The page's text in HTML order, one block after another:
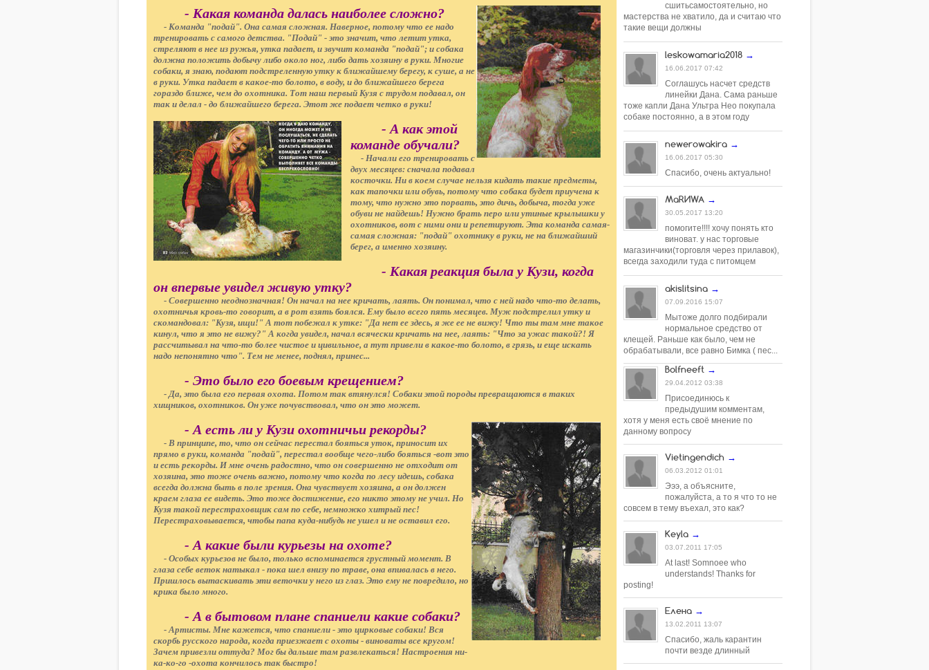
- Какая команда далась наиболее сложно?
- Команда "подай". Она самая сложная. Наверное, потому что ее надо
тренировать с самого детства. "Подай" - это значит, что летит утка,
стреляют в нее из ружья, утка падает, и звучит команда "подай"; и собака
должна положить добычу либо около ног, либо дать хозяину в руки. Многие
собаки, я знаю, подают подстреленную утку к ближайшему берегу, к суше, а не
в руки. Утка падает в какое-то болото, в воду, и до ближайшего берега
гораздо ближе, чем до охотника. Тот наш первый Кузя с трудом подавал, он
так и делал - до ближайшего берега. Этот же подает четко в руки!
- А как этой
команде обучали?
- Начали его тренировать с
двух месяцев: сначала подавал
косточки. Ни в коем случае нельзя кидать такие предметы,
как тапочки или обувь, потому что собака будет приучена к
тому, что нужно это порвать, это дичь, добыча, тогда уже
обуви не найдешь! Нужно брать перо или утиные крылышки у
охотников, вот с ними они и репетируют. Эта команда самая-
самая сложная: "подай" охотнику в руки, не на ближайший
берег, а именно хозяину.
- Какая реакция была у Кузи, когда
он впервые увидел живую утку?
- Совершенно неоднозначная! Он начал на нее кричать, лаять. Он понимал, что с ней надо что-то делать,
охотничья кровь-то говорит, а в рот взять боялся. Ему было всего пять месяцев. Муж подстрелил утку и
скомандовал: "Кузя, ищи!" А тот побежал к утке: "Да нет ее здесь, я же ее не вижу! Что ты там мне такое
кинул, что я это не вижу?" А когда увидел, начал всячески кричать на нее, лаять: "Что за ужас такой?! Я
рассчитывал на что-то более чистое и цивильное, а тут привели в какое-то болото, в грязь, и еще искать
надо непонятно что". Тем не менее, поднял, принес...
- Это было его боевым крещением?
- Да, это была его первая охота. Потом так втянулся! Собаки этой породы превращаются в таких
хищников, охотников. Он уже почувствовал, что он это может.
- А есть ли у Кузи охотничьи рекорды?
- В принципе, то, что он сейчас перестал бояться уток, приносит их
прямо в руки, команда "подай", перестал вообще чего-либо бояться -вот это
и есть рекорды. И мне очень радостно, что он совершенно не отходит от
хозяина, это тоже очень важно, потому что когда по лесу идешь, собака
всегда должна быть в поле зрения. Она чувствует хозяина, а он должен
краем глаза ее видеть. Это тоже достижение, его никто этому не учил. Но
Кузя такой перестраховщик сам по себе, немножко хитрый пес!
Перестраховывается, чтобы папа куда-нибудь не ушел и не оставил его.
- А какие были курьезы на охоте?
- Особых курьезов не было, только вспоминается грустный момент. В
глаза себе веток натыкал - пока шел внизу по траве, она впивалась в него.
Пришлось вытаскивать эти веточки у него из глаз. Это ему не повредило, но
крика было много.
- А в бытовом плане спаниели какие собаки?
- Артисты. Мне кажется, что спаниели - это цирковые собаки! Вся
скорбь русского народа, когда приезжает с охоты - виноваты все кругом!
Зачем привезли оттуда? Мог бы дальше там развлекаться! Настроения ни-
ка-ко-го -охота кончилось так быстро!
сшитьсамостоятельно, но
мастерства не хватило, да и считаю что
такие вещи должны
leskowamaria2018 →
16.06.2017 07:42
Соглашусь насчет средств
линейки Дана. Сама раньше
тоже капли Дана Ультра Нео покупала
собаке постоянно, а в этом году
newerowakira →
16.06.2017 05:30
Спасибо, очень актуально!
МаRИWA →
30.05.2017 13:20
помогите!!!! хочу понять кто
виноват. у нас торговые
магазинчики(торговля через прилавок),
всегда заходили туда с питомцем
akislitsina →
07.09.2016 15:07
Мытоже долго подбирали
нормальное средство от
клещей. Раньше как было, чем не
обрабатывали, все равно Бимка ( пес...
Bolfneeft →
29.04.2012 03:38
Присоединюсь к
предыдушим комментам,
хотя у меня есть своё мнение по
данному вопросу
Vietingendich →
06.03.2012 01:01
Эээ, а объясните,
пожалуйста, а то я что то не
совсем в тему въехал, это как?
Keyla →
03.07.2011 17:05
At last! Somnoee who
understands! Thanks for
posting!
Елена →
13.02.2011 13:07
Спасибо, жаль карантин
почти везде длинный